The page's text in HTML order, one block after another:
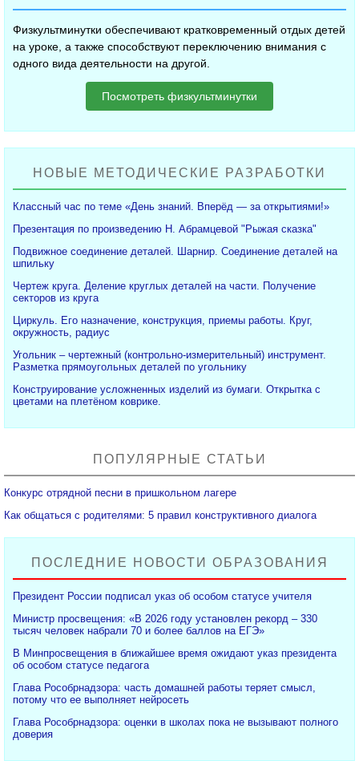
Физкультминутки обеспечивают кратковременный отдых детей
на уроке, а также способствуют переключению внимания с
одного вида деятельности на другой.
Посмотреть физкультминутки
НОВЫЕ МЕТОДИЧЕСКИЕ РАЗРАБОТКИ
Классный час по теме «День знаний. Вперёд — за открытиями!»
Презентация по произведению Н. Абрамцевой "Рыжая сказка"
Подвижное соединение деталей. Шарнир. Соединение деталей на
шпильку
Чертеж круга. Деление круглых деталей на части. Получение
секторов из круга
Циркуль. Его назначение, конструкция, приемы работы. Круг,
окружность, радиус
Угольник – чертежный (контрольно-измерительный) инструмент.
Разметка прямоугольных деталей по угольнику
Конструирование усложненных изделий из бумаги. Открытка с
цветами на плетёном коврике.
ПОПУЛЯРНЫЕ СТАТЬИ
Конкурс отрядной песни в пришкольном лагере
Как общаться с родителями: 5 правил конструктивного диалога
ПОСЛЕДНИЕ НОВОСТИ ОБРАЗОВАНИЯ
Президент России подписал указ об особом статусе учителя
Министр просвещения: «В 2026 году установлен рекорд – 330
тысяч человек набрали 70 и более баллов на ЕГЭ»
В Минпросвещения в ближайшее время ожидают указ президента
об особом статусе педагога
Глава Рособрнадзора: часть домашней работы теряет смысл,
потому что ее выполняет нейросеть
Глава Рособрнадзора: оценки в школах пока не вызывают полного
доверия